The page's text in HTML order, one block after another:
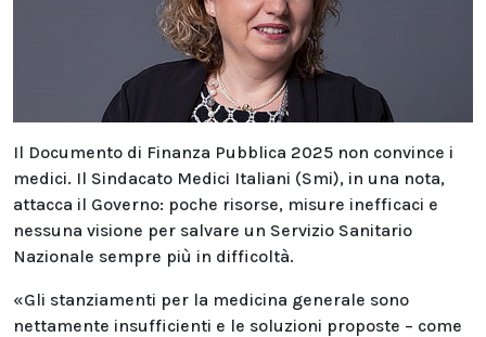
Il Documento di Finanza Pubblica 2025 non convince i
medici. Il Sindacato Medici Italiani (Smi), in una nota,
attacca il Governo: poche risorse, misure inefficaci e
nessuna visione per salvare un Servizio Sanitario
Nazionale sempre più in difficoltà.
«Gli stanziamenti per la medicina generale sono
nettamente insufficienti e le soluzioni proposte – come